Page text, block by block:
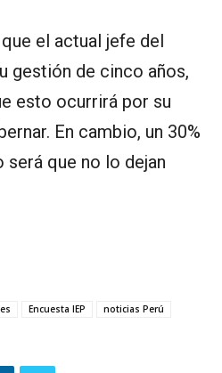
el actual jefe del
gestión de cinco años,
esto ocurrirá por su
En cambio, un 30%
que no lo dejan
Encuesta IEP
noticias Perú